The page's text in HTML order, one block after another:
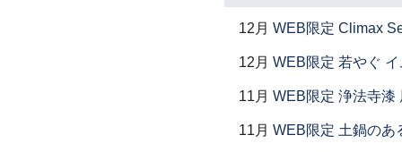
12月 WEB限定 Climax
12月 WEB限定 若やぐ
11月 WEB限定 浄法寺漆
11月 WEB限定 土鍋のあ